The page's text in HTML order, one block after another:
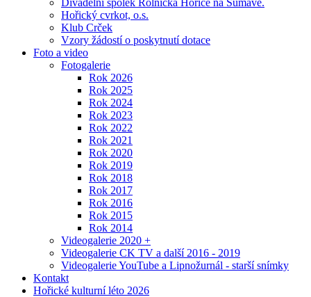
Divadelní spolek Rolnička Hořice na Šumavě.
Hořický cvrkot, o.s.
Klub Crček
Vzory žádostí o poskytnutí dotace
Foto a video
Fotogalerie
Rok 2026
Rok 2025
Rok 2024
Rok 2023
Rok 2022
Rok 2021
Rok 2020
Rok 2019
Rok 2018
Rok 2017
Rok 2016
Rok 2015
Rok 2014
Videogalerie 2020 +
Videogalerie CK TV a další 2016 - 2019
Videogalerie YouTube a Lipnožurnál - starší snímky
Kontakt
Hořické kulturní léto 2026